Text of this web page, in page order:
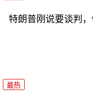
特朗普刚说要谈判，
最热